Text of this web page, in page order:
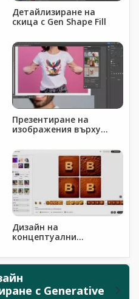
Детайлизиране на
скица с Gen Shape Fill
Презентиране на
изображения върху
Дизайн на
концептуални
Illustrator и Firefly
с Generative